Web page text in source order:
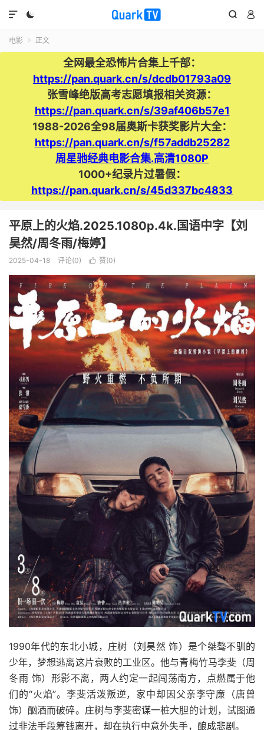
  

电影  正文
全网最全恐怖片合集上千部：
https://pan.quark.cn/s/dcdb01793a09
张雪峰绝版高考志愿填报相关资源：
https://pan.quark.cn/s/39af406b57e1
1988-2026全98届奥斯卡获奖影片大全：
https://pan.quark.cn/s/f57addb25282
周星驰经典电影合集.高清1080P
1000+纪录片过暑假：
https://pan.quark.cn/s/45d337bc4833
平原上的火焰.2025.1080p.4k.国语中字【刘
昊然/周冬雨/梅婷】
2025-04-18 评论(0)  赞(0)
1990年代的东北小城，庄树（刘昊然 饰）是个桀骜不驯的
少年，梦想逃离这片衰败的工业区。他与青梅竹马李斐（周
冬雨 饰）形影不离，两人约定一起闯荡南方，点燃属于他
们的“火焰”。李斐活泼叛逆，家中却因父亲李守廉（唐曾
饰）酗酒而破碎。庄树与李斐密谋一桩大胆的计划，试图通
过非法手段筹钱离开，却在执行中意外失手，酿成悲剧。